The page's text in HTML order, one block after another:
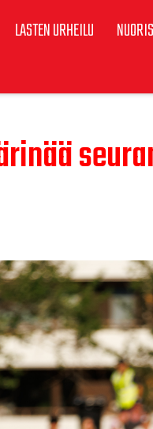
LASTEN URHEILU